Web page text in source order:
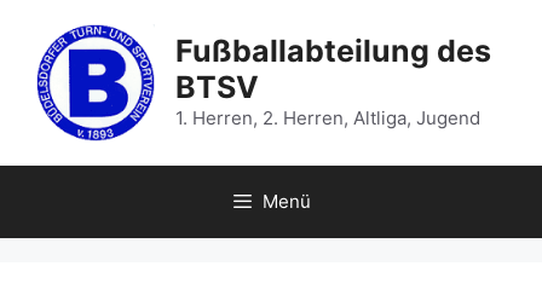
Inhalt
springen
Fußballabteilung des
BTSV
1. Herren, 2. Herren, Altliga, Jugend
Menü